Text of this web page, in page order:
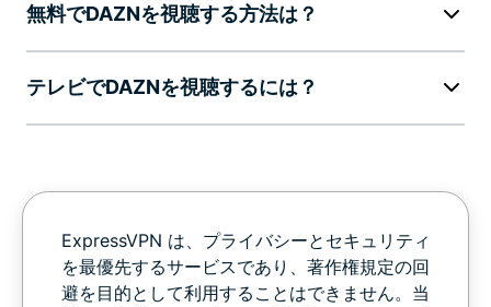
無料でDAZNを視聴する方法は？
テレビでDAZNを視聴するには？
ExpressVPN は、プライバシーとセキュリティ
を最優先するサービスであり、著作権規定の回
避を目的として利用することはできません。当